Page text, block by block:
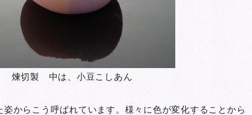
煉切製 中は、小豆こしあん
からこう呼ばれています。様々に色が変化することから